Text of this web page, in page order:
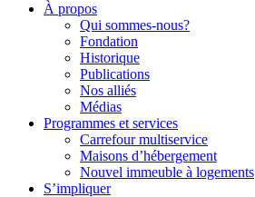
À propos
Qui sommes-nous?
Fondation
Historique
Publications
Nos alliés
Médias
Programmes et services
Carrefour multiservice
Maisons d’hébergement
Nouvel immeuble à logements
S’impliquer